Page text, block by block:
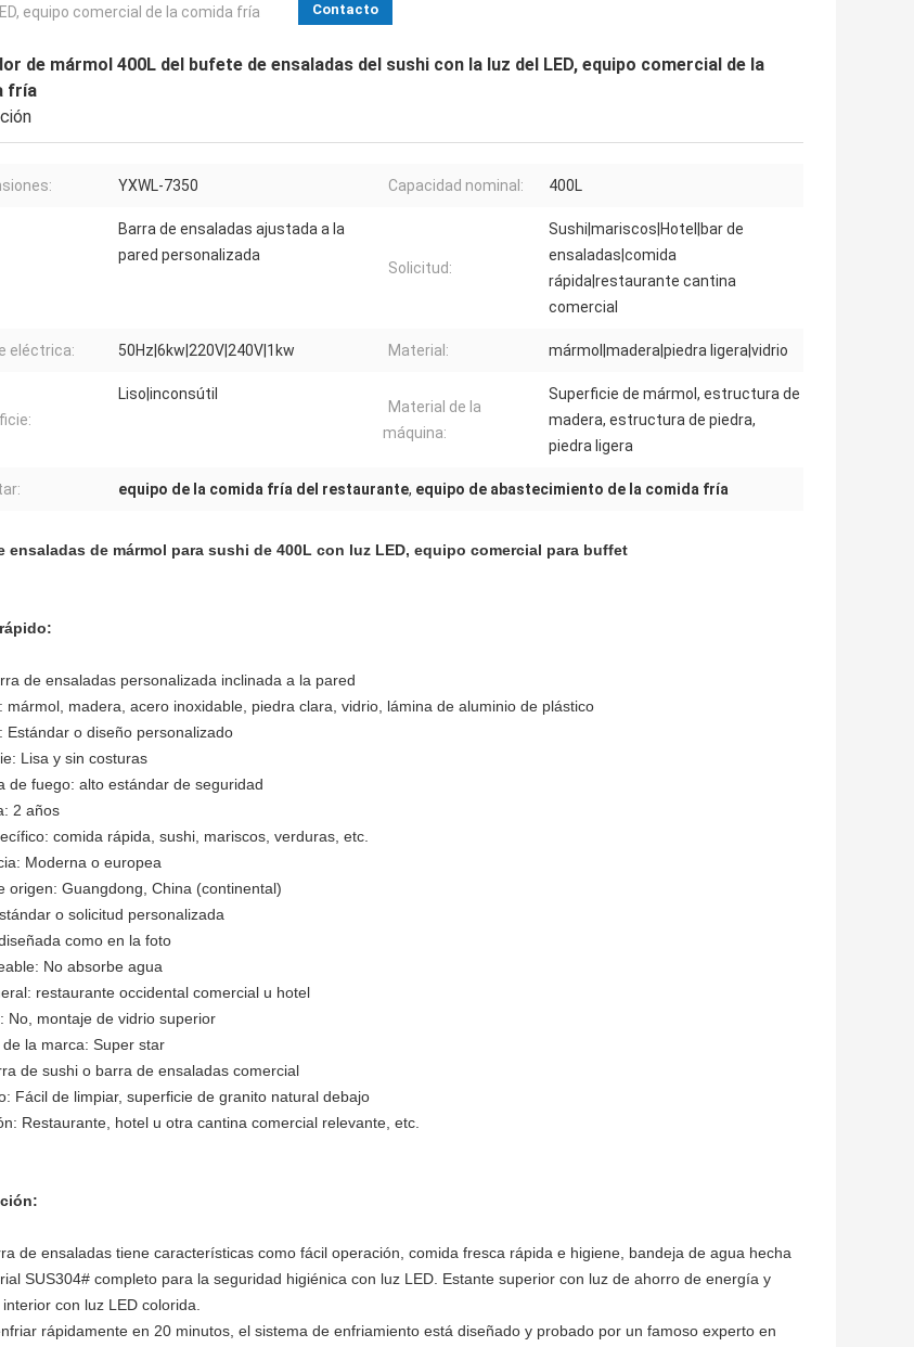
equipo comercial de la comida fría
Contacto
de mármol 400L del bufete de ensaladas del sushi con la luz del LED, equipo comercial de la
fría
YXWL-7350 Capacidad nominal: 400L
Barra de ensaladas ajustada a la
pared personalizada
Solicitud:
Sushi|mariscos|Hotel|bar de
ensaladas|comida
rápida|restaurante cantina
comercial
eléctrica: 50Hz|6kw|220V|240V|1kw Material: mármol|madera|piedra ligera|vidrio
Liso|inconsútil
Material de la
máquina:
Superficie de mármol, estructura de
madera, estructura de piedra,
piedra ligera
equipo de la comida fría del restaurante, equipo de abastecimiento de la comida fría
ensaladas de mármol para sushi de 400L con luz LED, equipo comercial para buffet
de ensaladas personalizada inclinada a la pared
mármol, madera, acero inoxidable, piedra clara, vidrio, lámina de aluminio de plástico
Estándar o diseño personalizado
Lisa y sin costuras
de fuego: alto estándar de seguridad
2 años
comida rápida, sushi, mariscos, verduras, etc.
Moderna o europea
origen: Guangdong, China (continental)
o solicitud personalizada
como en la foto
No absorbe agua
restaurante occidental comercial u hotel
No, montaje de vidrio superior
de la marca: Super star
de sushi o barra de ensaladas comercial
Fácil de limpiar, superficie de granito natural debajo
Restaurante, hotel u otra cantina comercial relevante, etc.
de ensaladas tiene características como fácil operación, comida fresca rápida e higiene, bandeja de agua hecha
SUS304# completo para la seguridad higiénica con luz LED. Estante superior con luz de ahorro de energía y
con luz LED colorida.
rápidamente en 20 minutos, el sistema de enfriamiento está diseñado y probado por un famoso experto en